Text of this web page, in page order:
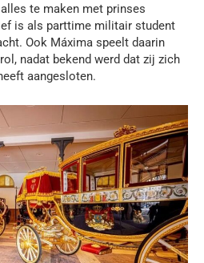
te maken met prinses
is als parttime militair student
Ook Máxima speelt daarin
nadat bekend werd dat zij zich
aangesloten.